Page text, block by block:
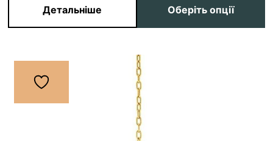
Детальніше Оберіть опції